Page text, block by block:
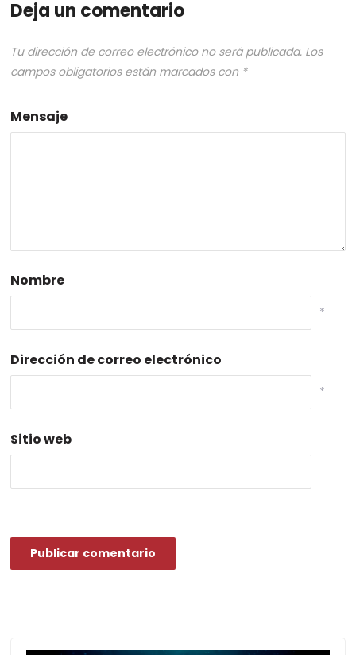
Deja un comentario
Tu dirección de correo electrónico no será publicada. Los
campos obligatorios están marcados con *
Mensaje
Nombre
*
Dirección de correo electrónico
*
Sitio web